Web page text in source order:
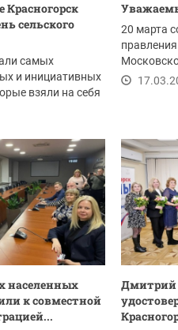
Красногорск
сельского
самых
и инициативных
взяли на себя
20 марта
населенных
к совместной
Дмитрий